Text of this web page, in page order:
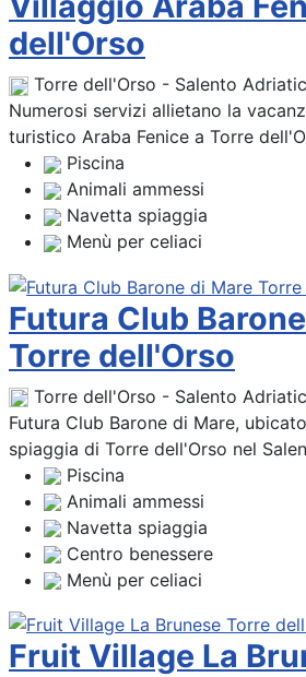
dell'Orso
Torre dell'Orso - Salento
Numerosi servizi allietano la
turistico Araba Fenice a Torre
Piscina
Animali ammessi
Navetta spiaggia
Menù per celiaci
Futura Club
Torre dell'Orso
Torre dell'Orso - Salento
Futura Club Barone di Mare,
spiaggia di Torre dell'Orso nel
Piscina
Animali ammessi
Navetta spiaggia
Centro benessere
Menù per celiaci
Fruit Village La